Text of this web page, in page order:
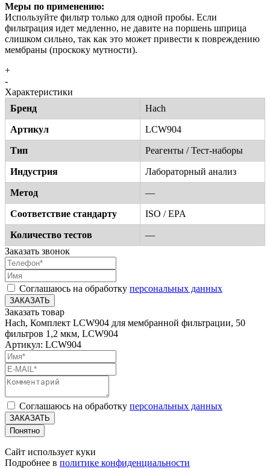
Меры по применению:
Используйте фильтр только для одной пробы. Если
фильтрация идет медленно, не давите на поршень шприца
слишком сильно, так как это может привести к повреждению
мембраны (проскоку мутности).
+
-
Характеристики
Бренд
Hach
Артикул LCW904
Тип Реагенты / Тест-наборы
Индустрия Лабораторный анализ
Метод —
Соответствие стандарту ISO / EPA
Количество тестов
—
Заказать звонок
Соглашаюсь на обработку персональных данных
ЗАКАЗАТЬ
Заказать товар
Hach, Комплект LCW904 для мембранной фильтрации, 50
фильтров 1,2 мкм, LCW904
Артикул: LCW904
Соглашаюсь на обработку персональных данных
ЗАКАЗАТЬ
Понятно
Сайт использует куки
Подробнее в политике конфиденциальности